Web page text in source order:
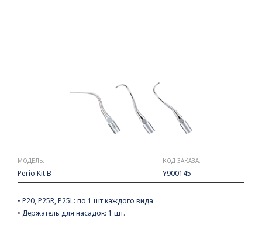
МОДЕЛЬ:
Perio Kit B
КОД ЗАКАЗА:
Y900145
• P20, P25R, P25L: по 1 шт каждого вида
• Держатель для насадок: 1 шт.